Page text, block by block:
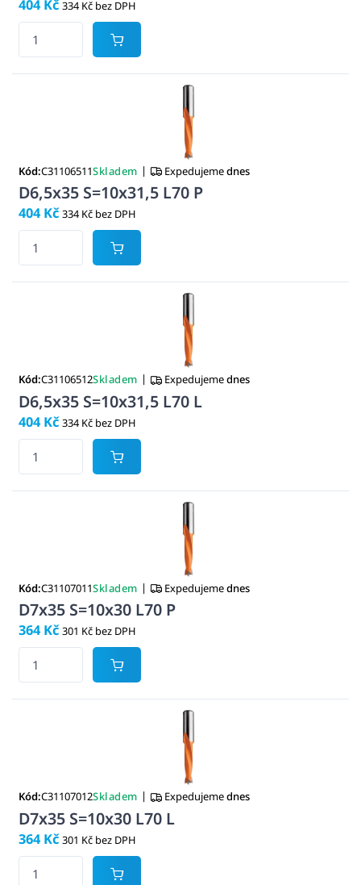
404 Kč 334 Kč bez DPH
Kód:C31106511Skladem | Expedujemednes
D6,5x35 S=10x31,5 L70 P
404 Kč 334 Kč bez DPH
Kód:C31106512Skladem | Expedujemednes
D6,5x35 S=10x31,5 L70 L
404 Kč 334 Kč bez DPH
Kód:C31107011Skladem | Expedujemednes
D7x35 S=10x30 L70 P
364 Kč 301 Kč bez DPH
Kód:C31107012Skladem | Expedujemednes
D7x35 S=10x30 L70 L
364 Kč 301 Kč bez DPH